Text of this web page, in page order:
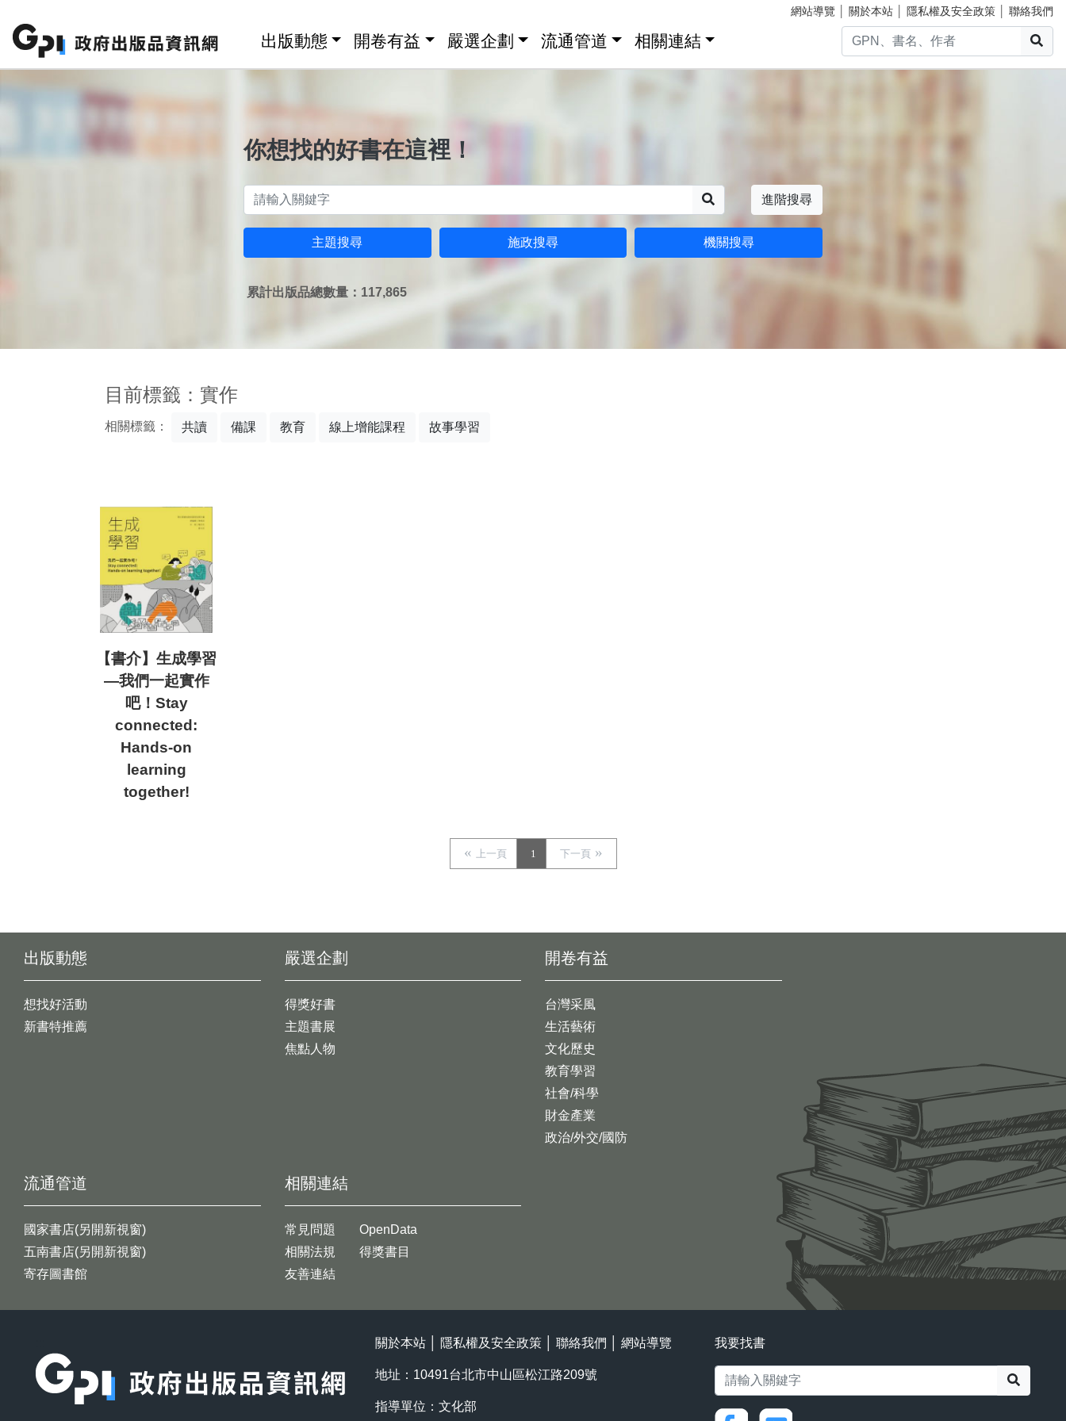
網站導覽 關於本站 隱私權及安全政策 聯絡我們
出版動態 開卷有益 嚴選企劃 流通管道 相關連結
你想找的好書在這裡！
進階搜尋
主題搜尋 施政搜尋 機關搜尋
累計出版品總數量：117,865
目前標籤：實作
相關標籤： 共讀 備課 教育 線上增能課程 故事學習
【書介】生成學習
—我們一起實作
吧！Stay
connected:
Hands-on
learning
together!
上一頁 1 下一頁
出版動態
想找好活動
新書特推薦
開卷有益
台灣采風
生活藝術
文化歷史
教育學習
社會/科學
財金產業
政治/外交/國防
嚴選企劃
得獎好書
主題書展
焦點人物
流通管道
國家書店(另開新視窗)
五南書店(另開新視窗)
寄存圖書館
相關連結
常見問題
相關法規
友善連結
OpenData
得獎書目
關於本站 隱私權及安全政策 聯絡我們 網站導覽
地址：10491台北市中山區松江路209號
指導單位：文化部
我要找書